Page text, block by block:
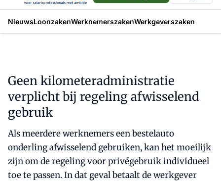
NieuwsLoonzakenWerknemerszakenWerkgeverszaken
Geen kilometeradministratie
verplicht bij regeling afwisselend
gebruik
Als meerdere werknemers een bestelauto
onderling afwisselend gebruiken, kan het moeilijk
zijn om de regeling voor privégebruik individueel
toe te passen. In dat geval betaalt de werkgever